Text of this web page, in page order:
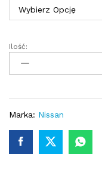
Turbosprężarka
turbina
Primera
P12
dCi
120KM
Ilość:
Marka: Nissan